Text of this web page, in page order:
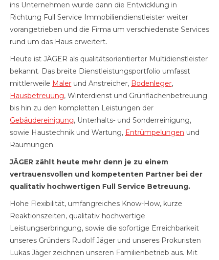
ins Unternehmen wurde dann die Entwicklung in
Richtung Full Service Immobiliendienstleister weiter
vorangetrieben und die Firma um verschiedenste Services
rund um das Haus erweitert.
Heute ist JÄGER als qualitätsorientierter Multidienstleister
bekannt. Das breite Dienstleistungsportfolio umfasst
mittlerweile Maler und Anstreicher, Bodenleger,
Hausbetreuung, Winterdienst und Grünflächenbetreuung
bis hin zu den kompletten Leistungen der
Gebäudereinigung, Unterhalts- und Sonderreinigung,
sowie Haustechnik und Wartung, Entrümpelungen und
Räumungen.
JÄGER zählt heute mehr denn je zu einem
vertrauensvollen und kompetenten Partner bei der
qualitativ hochwertigen Full Service Betreuung.
Hohe Flexibilität, umfangreiches Know-How, kurze
Reaktionszeiten, qualitativ hochwertige
Leistungserbringung, sowie die sofortige Erreichbarkeit
unseres Gründers Rudolf Jäger und unseres Prokuristen
Lukas Jäger zeichnen unseren Familienbetrieb aus. Mit